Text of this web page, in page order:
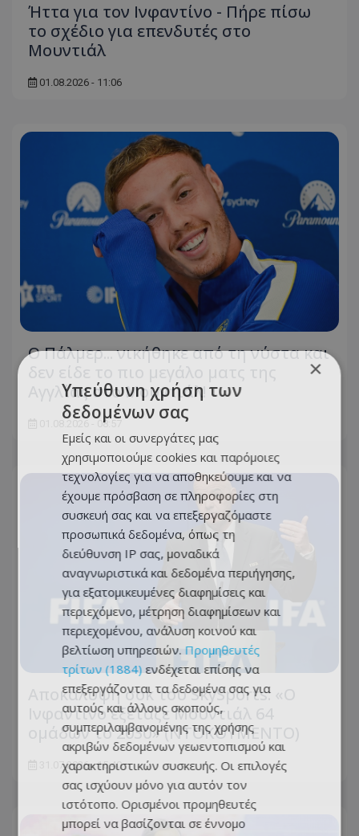
Ήττα για τον Ινφαντίνο - Πήρε πίσω
το σχέδιο για επενδυτές στο
Μουντιάλ
01.08.2026 - 11:06
Ο Πάλμερ... νικήθηκε από τη νύστα και
Αγγλίας στο Μουντιάλ!
01.08.2026 - 08:57
Αποκάλυψη σοκ του SkySports: «O
Ινφαντίνο εξέταζε Μουντιάλ 64
ομάδων το 2030» (ΝΤΟΚΟΥΜΕΝΤΟ)
31.07.2026 - 15:40
×
Υπεύθυνη χρήση των
δεδομένων σας
Εμείς και οι συνεργάτες μας
χρησιμοποιούμε cookies και παρόμοιες
τεχνολογίες για να αποθηκεύουμε και να
έχουμε πρόσβαση σε πληροφορίες στη
συσκευή σας και να επεξεργαζόμαστε
προσωπικά δεδομένα, όπως τη
διεύθυνση IP σας, μοναδικά
αναγνωριστικά και δεδομένα περιήγησης,
για εξατομικευμένες διαφημίσεις και
περιεχόμενο, μέτρηση διαφημίσεων και
περιεχομένου, ανάλυση κοινού και
βελτίωση υπηρεσιών. Προμηθευτές
τρίτων (1884)ενδέχεται επίσης να
επεξεργάζονται τα δεδομένα σας για
αυτούς και άλλους σκοπούς,
συμπεριλαμβανομένης της χρήσης
ακριβών δεδομένων γεωεντοπισμού και
χαρακτηριστικών συσκευής. Οι επιλογές
σας ισχύουν μόνο για αυτόν τον
ιστότοπο. Ορισμένοι προμηθευτές
μπορεί να βασίζονται σε έννομο